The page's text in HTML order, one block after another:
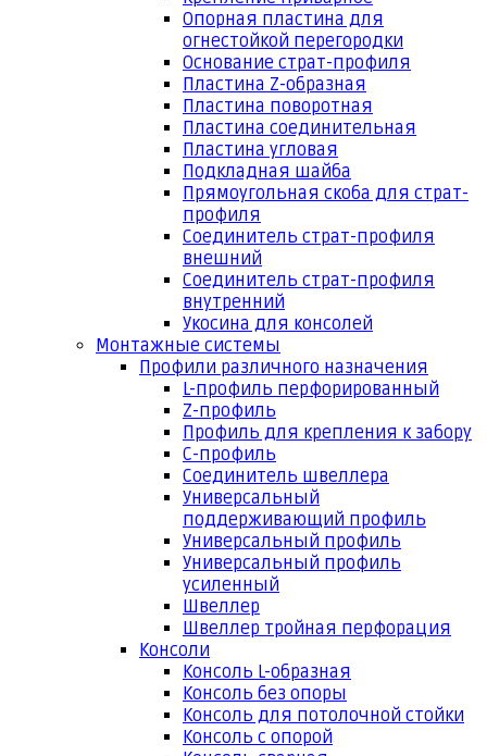
Опорная пластина для
огнестойкой перегородки
Основание страт-профиля
Пластина Z-образная
Пластина поворотная
Пластина соединительная
Пластина угловая
Подкладная шайба
Прямоугольная скоба для страт-
профиля
Соединитель страт-профиля
внешний
Соединитель страт-профиля
внутренний
Укосина для консолей
Монтажные системы
Профили различного назначения
L-профиль перфорированный
Z-профиль
Профиль для крепления к забору
С-профиль
Соединитель швеллера
Универсальный
поддерживающий профиль
Универсальный профиль
Универсальный профиль
усиленный
Швеллер
Швеллер тройная перфорация
Консоли
Консоль L-образная
Консоль без опоры
Консоль для потолочной стойки
Консоль с опорой